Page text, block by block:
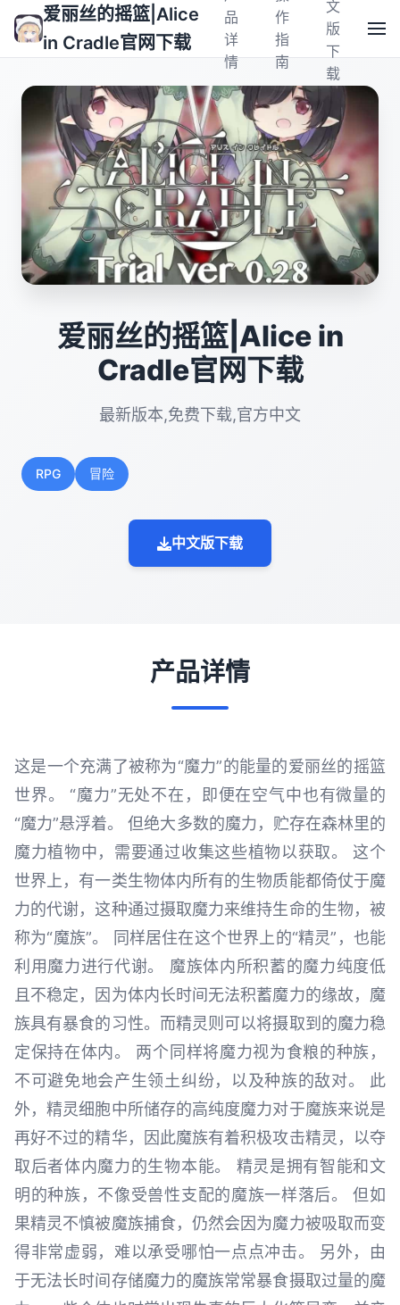
爱丽丝的摇篮|Alice
in Cradle官网下载
品
详
情
作
指
南
文
版
下
载
爱丽丝的摇篮|Alice in
Cradle官网下载
最新版本,免费下载,官方中文
RPG 冒险
中文版下载
产品详情
这是一个充满了被称为“魔力”的能量的爱丽丝的摇篮
世界。 “魔力”无处不在，即便在空气中也有微量的
“魔力”悬浮着。 但绝大多数的魔力，贮存在森林里的
魔力植物中，需要通过收集这些植物以获取。 这个
世界上，有一类生物体内所有的生物质能都倚仗于魔
力的代谢，这种通过摄取魔力来维持生命的生物，被
称为“魔族”。 同样居住在这个世界上的“精灵”，也能
利用魔力进行代谢。 魔族体内所积蓄的魔力纯度低
且不稳定，因为体内长时间无法积蓄魔力的缘故，魔
族具有暴食的习性。而精灵则可以将摄取到的魔力稳
定保持在体内。 两个同样将魔力视为食粮的种族，
不可避免地会产生领土纠纷，以及种族的敌对。 此
外，精灵细胞中所储存的高纯度魔力对于魔族来说是
再好不过的精华，因此魔族有着积极攻击精灵，以夺
取后者体内魔力的生物本能。 精灵是拥有智能和文
明的种族，不像受兽性支配的魔族一样落后。 但如
果精灵不慎被魔族捕食，仍然会因为魔力被吸取而变
得非常虚弱，难以承受哪怕一点点冲击。 另外，由
于无法长时间存储魔力的魔族常常暴食摄取过量的魔